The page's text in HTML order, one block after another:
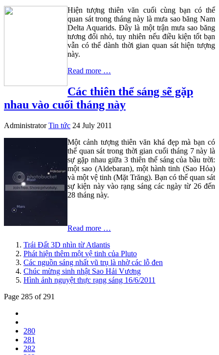
Hiện tượng thiên văn cuối cùng bạn có thể
quan sát trong tháng này là mưa sao băng Nam
Delta Aquarids. Đây là một trận mưa sao băng
tương đối nhỏ, tuy nhiên nếu điều kiện tốt bạn
vẫn có thể dành thời gian quan sát hiện tượng
này.
Read more …
Các thiên thể sáng sẽ gặp
nhau vào cuối tháng này
Administrator Tin tức 24 July 2011
Một cảnh tượng thiên văn khá đẹp mà bạn có
thể quan sát trong thời gian cuối tháng 7 này là
sự gặp nhau giữa 3 thiên thể sáng của bầu trời:
một sao (Aldebaran), một hành tinh (Sao Hỏa)
và một vệ tinh (Mặt Trăng). Bạn có thể quan sát
sự kiện này vào rạng sáng các ngày từ 26 đến
28 tháng này.
Read more …
Trái Đất 3D nhìn từ Atlantis
Phát hiện thêm một vệ tinh của Pluto
Các nguồn sáng nhất vũ trụ là nhờ các lỗ đen
Chúc mừng sinh nhật Sao Hải Vương
Hình ảnh nguyệt thực rạng sáng 16/6/2011
Page 285 of 291
280
281
282